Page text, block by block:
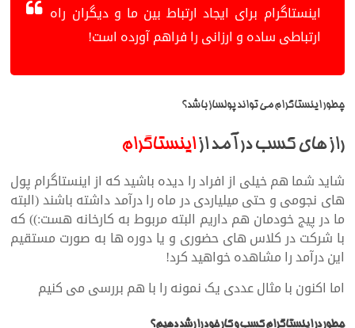
اینستاگرام برای ایجاد ارتباط بین ما و دیگران راه
ارتباطی ساده و ارزانی را فراهم آورده است!
چطور اینستاگرام می تواند پولساز باشد؟
راز های کسب درآمد ازاینستاگرام
شاید شما هم خیلی از افراد را دیده باشید که از اینستاگرام پول
های نجومی و حتی میلیاردی در ماه را درآمد داشته باشند (البته
ما در پیج خودمان هم داریم البته مربوط به کارخانه هست:)) که
با شرکت در کلاس های حضوری و یا دوره ها به صورت مستقیم
این درآمد را مشاهده خواهید کرد!
اما اکنون با مثال عددی یک نمونه را با هم بررسی می کنیم
چطور در اینستاگرام کسب و کار خود را رشد دهیم؟